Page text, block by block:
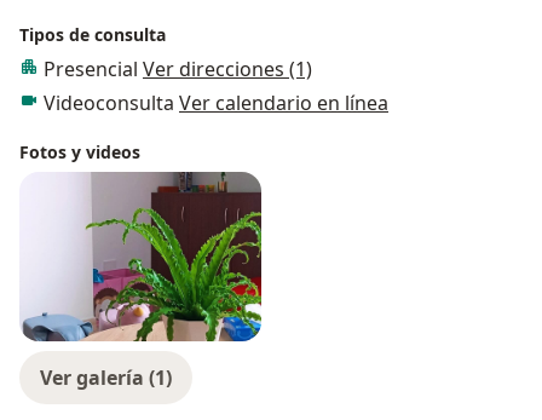
Tipos de consulta
Presencial Ver direcciones (1)
Videoconsulta Ver calendario en línea
Fotos y videos
Ver galería (1)